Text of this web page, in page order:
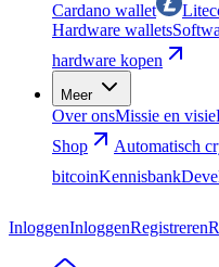
Cardano wallet
Hardware wallets
hardware kopen
Meer
Over onsMissie en visie
Shop
Automatisch
bitcoinKennisbank
InloggenInloggenRegistreren